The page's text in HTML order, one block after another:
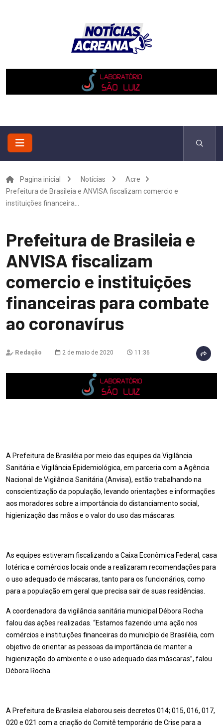
Pagina inicial Notícias
Acre
Prefeitura de Brasileia e ANVISA fiscalizam comercio e
instituições financeira...
Prefeitura de Brasileia e
ANVISA fiscalizam
comercio e instituições
financeiras para combate
ao coronavírus
Redação 2 de maio de 2020 11:36
A Prefeitura de Brasiléia por meio das equipes da Vigilância
Sanitária e Vigilância Epidemiológica, em parceria com a Agência
Nacional de Vigilância Sanitária (Anvisa), estão trabalhando na
conscientização da população, levando orientações e informações
aos moradores sobre a importância do distanciamento social,
higienização das mãos e o valor do uso das máscaras.
As equipes estiveram fiscalizando a Caixa Econômica Federal, casa
lotérica e comércios locais onde a realizaram recomendações para
o uso adequado de máscaras, tanto para os funcionários, como
para a população em geral que precisa sair de suas residências.
A coordenadora da vigilância sanitária municipal Débora Rocha
falou das ações realizadas. “Estamos fazendo uma ação nos
comércios e instituições financeiras do município de Brasiléia, com
objetivo de orientar as pessoas da importância de manter a
higienização do ambiente e o uso adequado das máscaras”, falou
Débora Rocha.
A Prefeitura de Brasileia elaborou seis decretos 014; 015, 016, 017,
020 e 021 com a criação do Comitê temporário de Crise para a